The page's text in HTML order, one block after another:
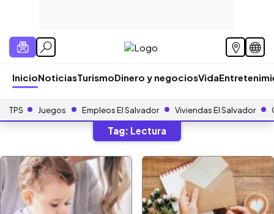
InicioNoticiasTurismoDinero y negociosVida
TPS Juegos Empleos El Salvador Viviendas El Salvador
Tag: Lectura